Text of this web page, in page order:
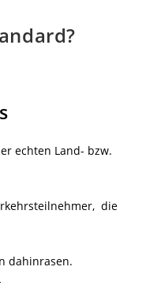
echten Land- bzw.
die
dahinrasen.